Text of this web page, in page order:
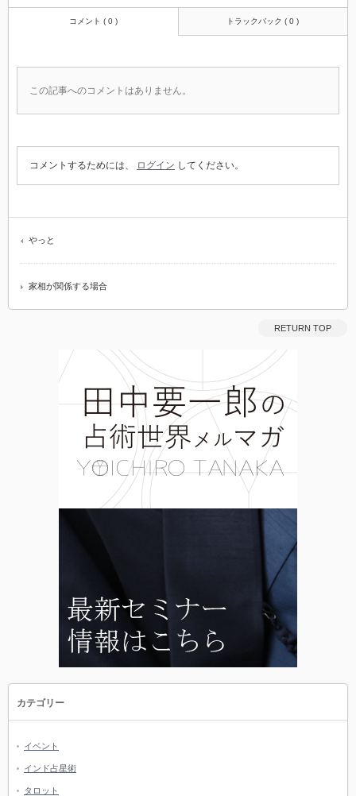
コメント ( 0 ) トラックバック ( 0 )
この記事へのコメントはありません。
コメントするためには、 ログイン してください。
やっと
家相が関係する場合
RETURN TOP
カテゴリー
イベント
インド占星術
タロット